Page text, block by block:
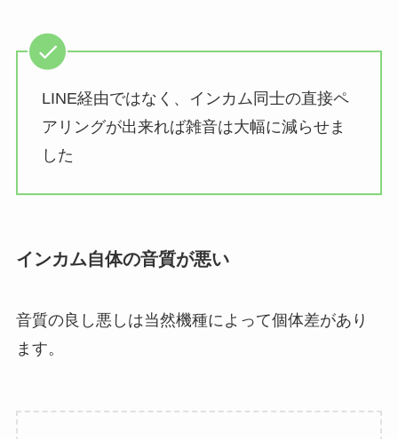
LINE経由ではなく、インカム同士の直接ペ
アリングが出来れば雑音は大幅に減らせま
した
インカム自体の音質が悪い
音質の良し悪しは当然機種によって個体差があり
ます。